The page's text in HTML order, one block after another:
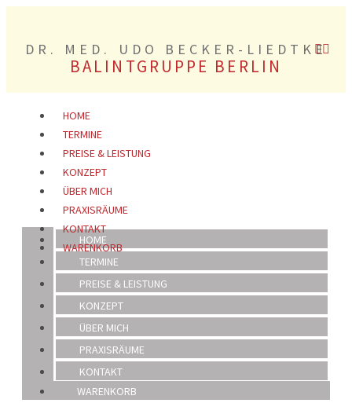
DR. MED. UDO BECKER-LIEDTKE
BALINTGRUPPE BERLIN
HOME
TERMINE
PREISE & LEISTUNG
KONZEPT
ÜBER MICH
PRAXISRÄUME
KONTAKT
WARENKORB
HOME
TERMINE
PREISE & LEISTUNG
KONZEPT
ÜBER MICH
PRAXISRÄUME
KONTAKT
WARENKORB